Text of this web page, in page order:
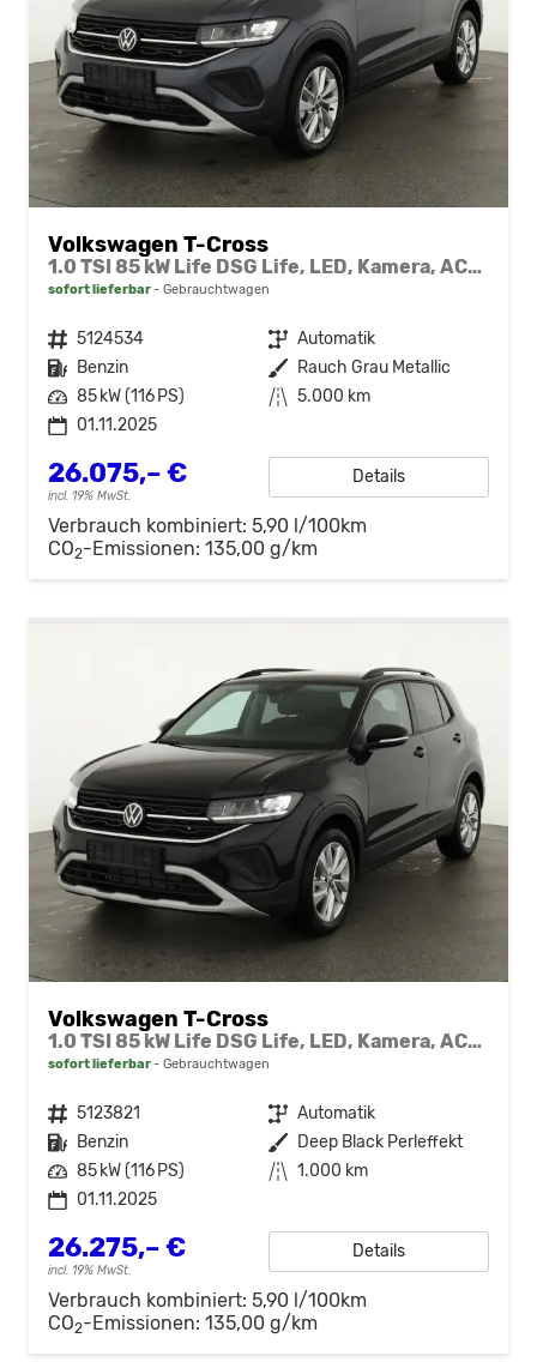
Volkswagen T-Cross
1.0 TSI 85 kW Life DSG Life, LED, Kamera, ACC, Side, Winter, 17-Zoll, 3-J. Garantie
sofort lieferbar Gebrauchtwagen
Fahrzeugnr. 5124534 Getriebe Automatik
Kraftstoff Benzin Außenfarbe Rauch Grau Metallic
Leistung 85 kW (116 PS) Kilometerstand 5.000 km
01.11.2025
26.075,– €
incl. 19% MwSt.
Details
Verbrauch kombiniert: 5,90 l/100km
CO2-Emissionen: 135,00 g/km
Volkswagen T-Cross
1.0 TSI 85 kW Life DSG Life, LED, Kamera, ACC, Side, Winter, 17-Zoll, 3-J. Garantie
sofort lieferbar Gebrauchtwagen
Fahrzeugnr. 5123821 Getriebe Automatik
Kraftstoff Benzin Außenfarbe Deep Black Perleffekt
Leistung 85 kW (116 PS) Kilometerstand 1.000 km
01.11.2025
26.275,– €
incl. 19% MwSt.
Details
Verbrauch kombiniert: 5,90 l/100km
CO2-Emissionen: 135,00 g/km